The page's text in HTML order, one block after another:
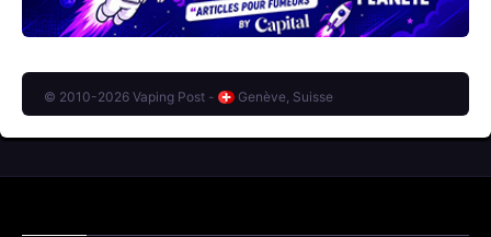
© 2010-2026 Vaping Post - Genève, Suisse